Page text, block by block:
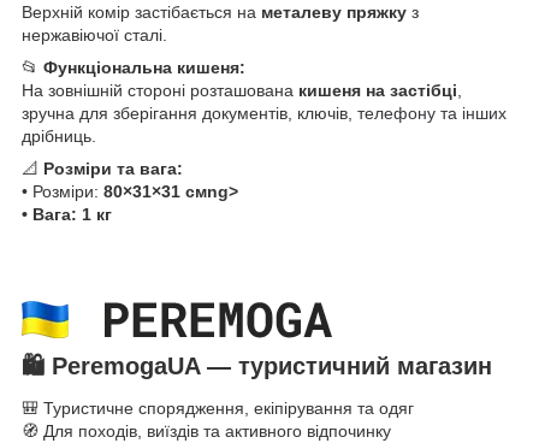
Верхній комір застібається на металеву пряжку з
нержавіючої сталі.
📂 Функціональна кишеня:
На зовнішній стороні розташована кишеня на застібці
зручна для зберігання документів, ключів, телефону та інших
дрібниць.
📐 Розміри та вага:
• Розміри: 80×31×31 смng>
• Вага: 1 кг
🛍️ PeremogaUA — туристичний магазин
🎒 Туристичне спорядження, екіпірування та одяг
🧭 Для походів, виїздів та активного відпочинку